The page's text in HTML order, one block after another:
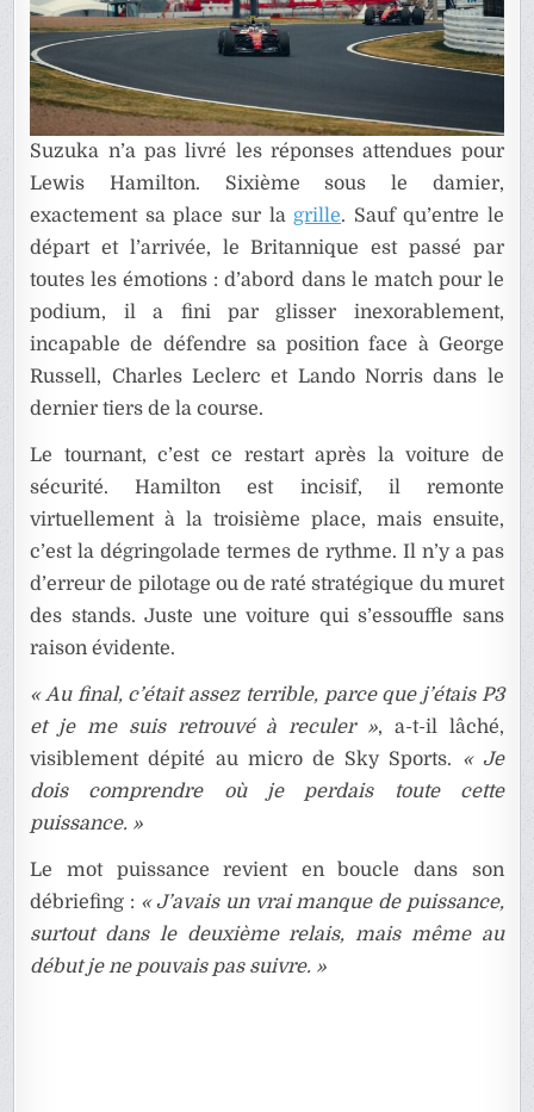
Suzuka n’a pas livré les réponses attendues pour
Lewis Hamilton. Sixième sous le damier,
exactement sa place sur la grille. Sauf qu’entre le
départ et l’arrivée, le Britannique est passé par
toutes les émotions : d’abord dans le match pour le
podium, il a fini par glisser inexorablement,
incapable de défendre sa position face à George
Russell, Charles Leclerc et Lando Norris dans le
dernier tiers de la course.
Le tournant, c’est ce restart après la voiture de
sécurité. Hamilton est incisif, il remonte
virtuellement à la troisième place, mais ensuite,
c’est la dégringolade termes de rythme. Il n’y a pas
d’erreur de pilotage ou de raté stratégique du muret
des stands. Juste une voiture qui s’essouffle sans
raison évidente.
« Au final, c’était assez terrible, parce que j’étais P3
et je me suis retrouvé à reculer », a-t-il lâché,
visiblement dépité au micro de Sky Sports. « Je
dois comprendre où je perdais toute cette
puissance. »
Le mot puissance revient en boucle dans son
débriefing : « J’avais un vrai manque de puissance,
surtout dans le deuxième relais, mais même au
début je ne pouvais pas suivre. »